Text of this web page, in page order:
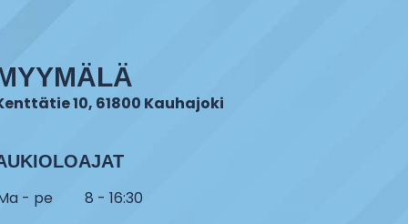
10, 61800 Kauhajoki
- pe 8 - 16:30